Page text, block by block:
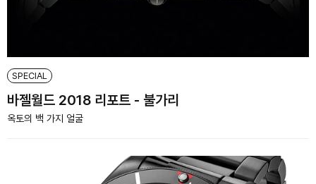
SPECIAL
바젤월드 2018 리포트 - 불가리
옥토의 백 가지 얼굴